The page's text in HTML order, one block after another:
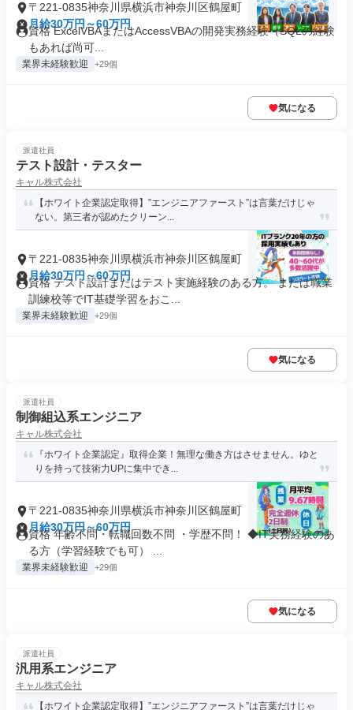
〒221-0835神奈川県横浜市神奈川区鶴屋町
月給30万円～60万円
資格 ExcelVBAまたはAccessVBAの開発実務経験（SQLの経験
もあれば尚可...
業界未経験歓迎 +29個
気になる
派遣社員
テスト設計・テスター
キャル株式会社
【ホワイト企業認定取得】”エンジニアファースト”は言葉だけじゃ
ない。第三者が認めたクリーン...
〒221-0835神奈川県横浜市神奈川区鶴屋町
月給30万円～60万円
資格 テスト設計またはテスト実施経験のある方。 または職業
訓練校等でIT基礎学習をおこ...
業界未経験歓迎 +29個
気になる
派遣社員
制御組込系エンジニア
キャル株式会社
『ホワイト企業認定』取得企業！無理な働き方はさせません。ゆと
りを持って技術力UPに集中でき...
〒221-0835神奈川県横浜市神奈川区鶴屋町
月給30万円～60万円
資格 年齢不問・転職回数不問 ・学歴不問！ ◆IT実務経験のあ
る方（学習経験でも可） ...
業界未経験歓迎 +29個
気になる
派遣社員
汎用系エンジニア
キャル株式会社
【ホワイト企業認定取得】”エンジニアファースト”は言葉だけじゃ